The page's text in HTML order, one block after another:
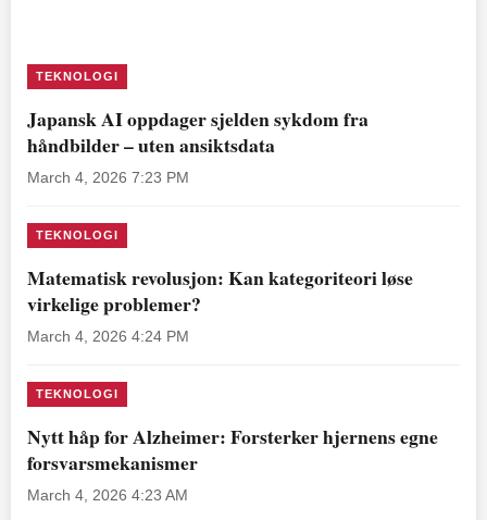
TEKNOLOGI
Japansk AI oppdager sjelden sykdom fra
håndbilder – uten ansiktsdata
March 4, 2026 7:23 PM
TEKNOLOGI
Matematisk revolusjon: Kan kategoriteori løse
virkelige problemer?
March 4, 2026 4:24 PM
TEKNOLOGI
Nytt håp for Alzheimer: Forsterker hjernens egne
forsvarsmekanismer
March 4, 2026 4:23 AM